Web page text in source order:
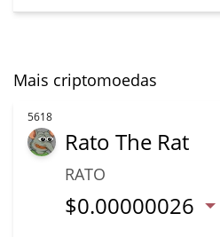
Mais criptomoedas
5618
Rato The Rat
RATO
$0.00000026